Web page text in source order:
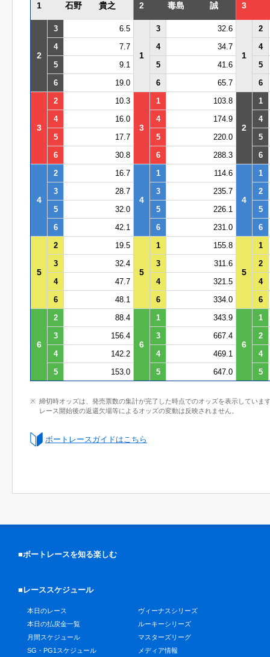
1 石野 貴之 2 毒島 誠 3
2
3 6.5
1
3 32.6
1
2
4
7.7 4 34.7
4
5
9.1 5 41.6
5
6
19.0 6 65.7 6
3
2 10.3
3
1 103.8
2
1
4
16.0 4 174.9
4
5
17.7 5 220.0
5
6
30.8 6 288.3 6
4
2 16.7
4
1 114.6
4
1
3
28.7 3 235.7
2
5
32.0 5 226.1
5
6
42.1 6 231.0 6
5
2 19.5
5
1 155.8
5
1
3
32.4 3 311.6
2
4
47.7 4 321.5
4
6
48.1 6 334.0 6
6
2 88.4
6
1 343.9
6
1
3
156.4 3 667.4
2
4
142.2 4 469.1
4
5
153.0 5 647.0 5
締切時オッズは、発売票数の集計が完了した時点でのオッズを表示していま
レース開始後の返還欠場等によるオッズの変動は反映されません。
ボートレースガイドはこちら
■ボートレースを知る楽しむ
■レーススケジュール
本日のレース
本日の払戻金一覧
月間スケジュール
SG・PG1スケジュール
ヴィーナスシリーズ
ルーキーシリーズ
マスターズリーグ
メディア情報